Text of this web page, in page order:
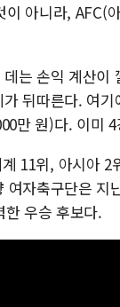
아니라, AFC(
는 손익 계산
뒤따른다. 여
만 원)다. 이미
11위, 아시아
자축구단은
우승 후보다.